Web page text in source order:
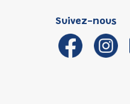
Suivez-nous